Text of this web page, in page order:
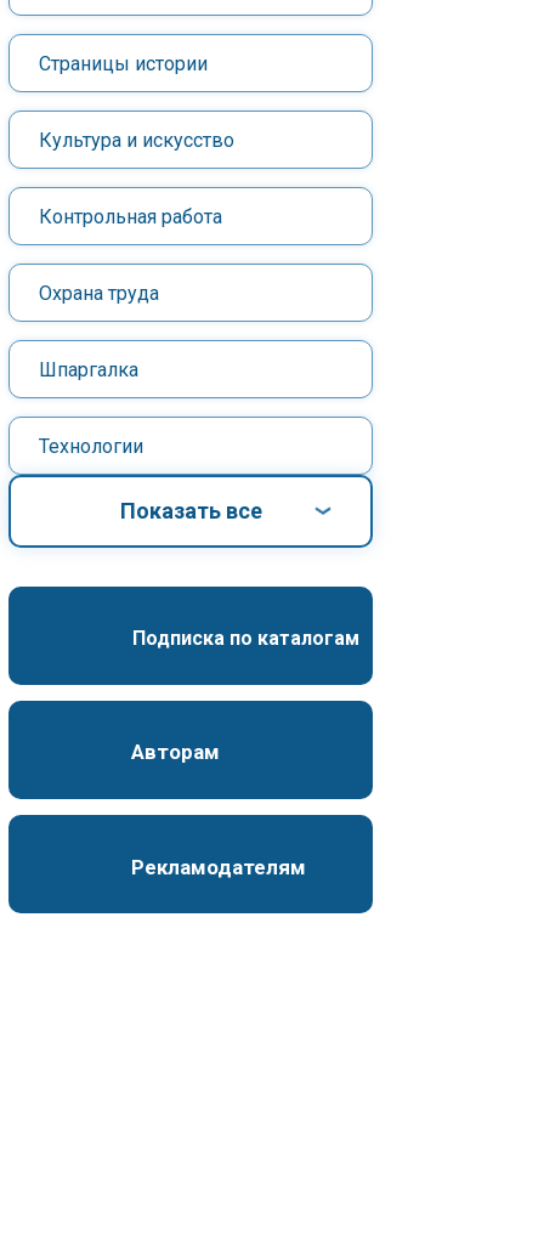
Страницы истории
Культура и искусство
Контрольная работа
Охрана труда
Шпаргалка
Технологии
Показать все
Подписка по каталогам
Авторам
Рекламодателям